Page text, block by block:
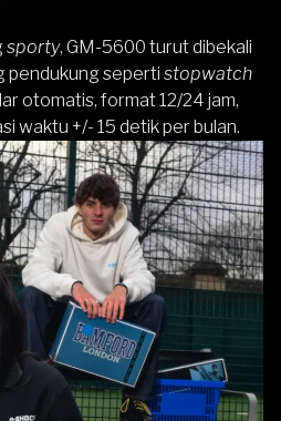
sporty, GM-5600 turut dibekali
pendukung seperti stopwatch
otomatis, format 12/24 jam,
waktu +/- 15 detik per bulan.